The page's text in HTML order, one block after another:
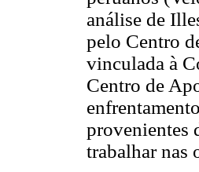
análise de
pelo Centro
vinculada à
Centro de
provenientes
trabalhar nas